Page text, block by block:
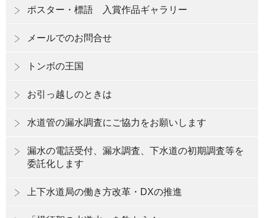
ポスター・標語 入賞作品ギャラリー
メールでのお問合せ
トンボの王国
お引っ越しのときは
水道管の漏水調査にご協力をお願いします
漏水の電話受付、漏水調査、下水道の初期調査等を
委託化します
上下水道局の働き方改革・DXの推進